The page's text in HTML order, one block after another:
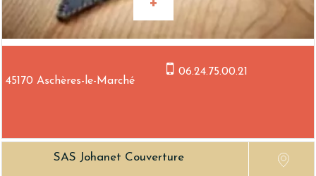
45170 Aschères-le-Marché
06.24.75.00.21
SAS Johanet Couverture